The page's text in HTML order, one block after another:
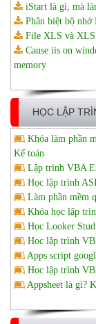
iStart là gì, mà
Phân biệt bộ
File XLS và
Cause iis on
memory
HỌC LẬP
Khóa làm phần
Kế toán
Lập trình VBA
Học lập trình
Làm phần mềm
Khóa học lập
Học Looker
Học lập trình
Apps script
Học lập trình
Appsheet là gì?